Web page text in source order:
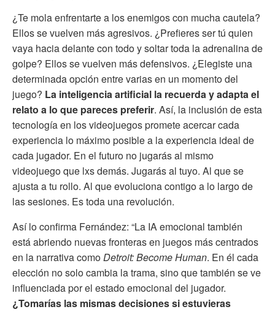
¿Te mola enfrentarte a los enemigos con mucha cautela?
Ellos se vuelven más agresivos. ¿Prefieres ser tú quien
vaya hacia delante con todo y soltar toda la adrenalina de
golpe? Ellos se vuelven más defensivos. ¿Elegiste una
determinada opción entre varias en un momento del
juego? La inteligencia artificial la recuerda y adapta el
relato a lo que pareces preferir. Así, la inclusión de esta
tecnología en los videojuegos promete acercar cada
experiencia lo máximo posible a la experiencia ideal de
cada jugador. En el futuro no jugarás al mismo
videojuego que lxs demás. Jugarás al tuyo. Al que se
ajusta a tu rollo. Al que evoluciona contigo a lo largo de
las sesiones. Es toda una revolución.
Así lo confirma Fernández: “La IA emocional también
está abriendo nuevas fronteras en juegos más centrados
en la narrativa comoDetroit: Become Human. En él cada
elección no solo cambia la trama, sino que también se ve
influenciada por el estado emocional del jugador.
¿Tomarías las mismas decisiones si estuvieras